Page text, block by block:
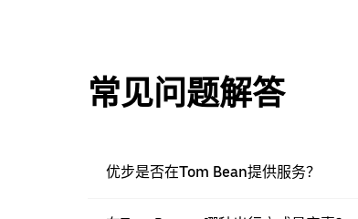
常见问题解答
优步是否在Tom Bean提供服务？